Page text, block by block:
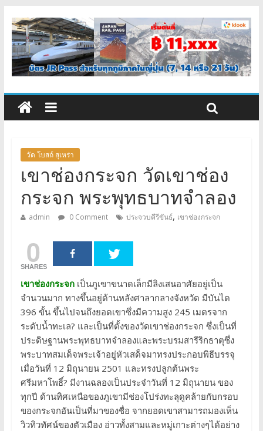
วัด โบสถ์ สุเหร่า
เขาช่องกระจก วัดเขาช่อง
กระจก พระพุทธบาทจำลอง
admin 0 Comment ประจวบคีรีขันธ์, เขาช่องกระจก
0
SHARES
เขาช่องกระจกเป็นภูเขาขนาดเล็กมีลิงเสนอาศัยอยู่เป็น
จำนวนมาก ทางขึ้นอยู่ด้านหลังศาลากลางจังหวัด มีบันได
396 ขั้น ขึ้นไปจนถึงยอดเขาซึ่งมีความสูง 245 เมตรจาก
ระดับน้ำทะเล? และเป็นที่ตั้งของวัดเขาช่องกระจก ซึ่งเป็นที่
ประดิษฐานพระพุทธบาทจำลองและพระบรมสารีริกธาตุซึ่ง
พระบาทสมเด็จพระเจ้าอยู่หัวเสด็จมาทรงประกอบพิธีบรรจุ
เมื่อวันที่ 12 มิถุนายน 2501 และทรงปลูกต้นพระ
ศรีมหาโพธิ์? มีงานฉลองเป็นประจำวันที่ 12 มิถุนายน ของ
ทุกปี ด้านทิศเหนือของภูเขามีช่องโปร่งทะลุดูคล้ายกับกรอบ
ของกระจกอันเป็นที่มาของชื่อ จากยอดเขาสามารถมองเห็น
วิวทิวทัศน์ของตัวเมือง อ่าวทั้งสามและหมู่เกาะต่างๆได้อย่าง